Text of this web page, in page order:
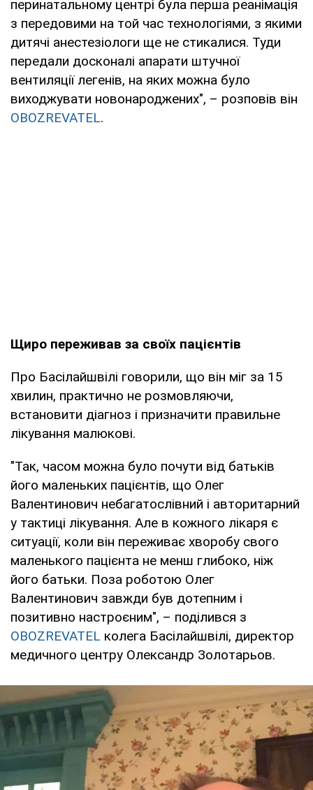
перинатальному центрі була перша реанімація
з передовими на той час технологіями, з якими
дитячі анестезіологи ще не стикалися. Туди
передали досконалі апарати штучної
вентиляції легенів, на яких можна було
виходжувати новонароджених", – розповів він
OBOZREVATEL.
Щиро переживав за своїх пацієнтів
Про Басілайшвілі говорили, що він міг за 15
хвилин, практично не розмовляючи,
встановити діагноз і призначити правильне
лікування малюкові.
"Так, часом можна було почути від батьків
його маленьких пацієнтів, що Олег
Валентинович небагатослівний і авторитарний
у тактиці лікування. Але в кожного лікаря є
ситуації, коли він переживає хворобу свого
маленького пацієнта не менш глибоко, ніж
його батьки. Поза роботою Олег
Валентинович завжди був дотепним і
позитивно настроєним", – поділився з
OBOZREVATEL колега Басілайшвілі, директор
медичного центру Олександр Золотарьов.